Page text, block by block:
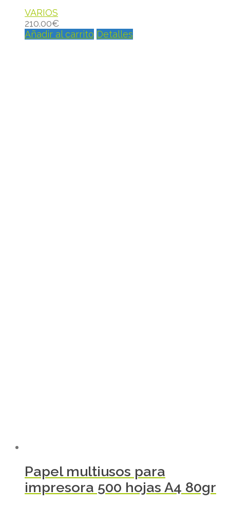
VARIOS
210.00€
Añadir al carrito Detalles
Papel multiusos para
impresora 500 hojas A4 80gr